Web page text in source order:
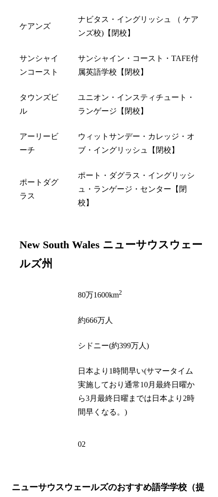
ケアンズ
ナビタス・イングリッシュ （ ケア
ンズ校)【閉校】
サンシャイ
ンコースト
サンシャイン・コースト・TAFE付
属英語学校【閉校】
タウンズビ
ル
ユニオン・インスティチュート・
ランゲージ【閉校】
アーリービ
ーチ
ウィットサンデー・カレッジ・オ
ブ・イングリッシュ【閉校】
ポートダグ
ラス
ポート・ダグラス・イングリッシ
ュ・ランゲージ・センター【閉
校】
New South Wales ニューサウスウェー
ルズ州
80万1600km2
約666万人
シドニー(約399万人)
日本より1時間早い(サマータイム
実施しており通常10月最終日曜か
ら3月最終日曜までは日本より2時
間早くなる。)
02
ニューサウスウェールズのおすすめ語学学校（提